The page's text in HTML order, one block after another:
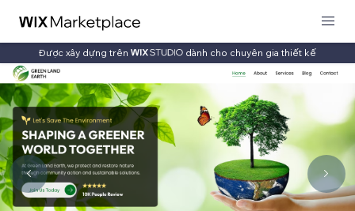
Được xây dựng trên dành cho chuyên gia thiết kế